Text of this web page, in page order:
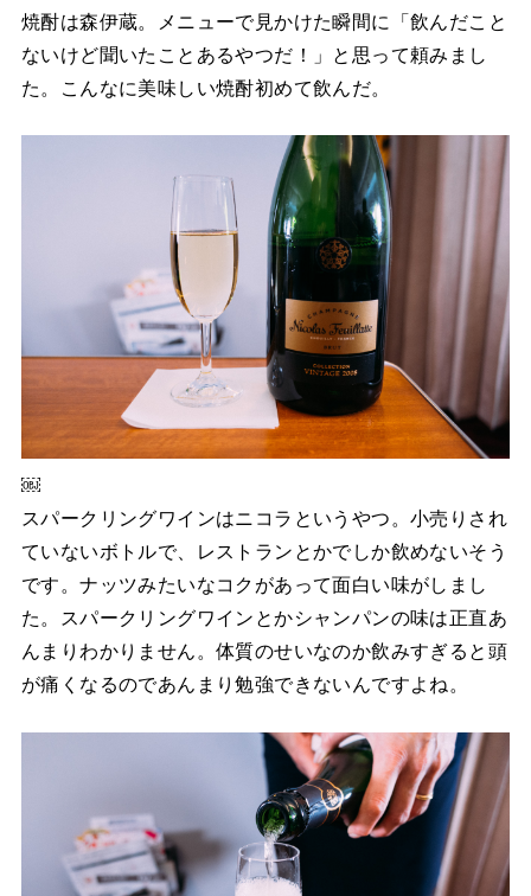
焼酎は森伊蔵。メニューで見かけた瞬間に「飲んだこと
ないけど聞いたことあるやつだ！」と思って頼みまし
た。こんなに美味しい焼酎初めて飲んだ。
￼
スパークリングワインはニコラというやつ。小売りされ
ていないボトルで、レストランとかでしか飲めないそう
です。ナッツみたいなコクがあって面白い味がしまし
た。スパークリングワインとかシャンパンの味は正直あ
んまりわかりません。体質のせいなのか飲みすぎると頭
が痛くなるのであんまり勉強できないんですよね。